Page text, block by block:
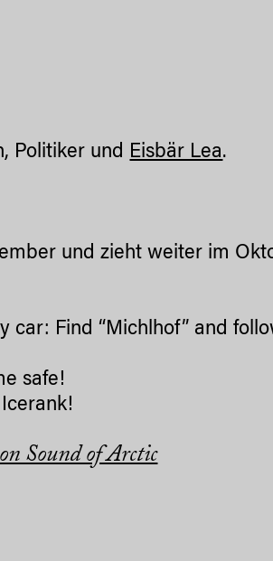
Politiker und Eisbär Lea.
und zieht weiter im
car: Find “Michlhof” and
safe!
Sound of Arctic